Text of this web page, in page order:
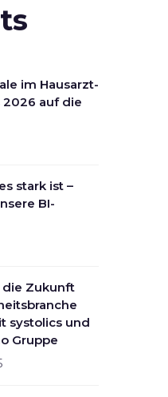
im Hausarzt-
2026 auf die
stark ist –
BI-
die Zukunft
systolics und
Gruppe